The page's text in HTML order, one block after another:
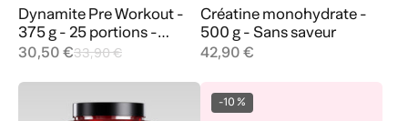
Dynamite Pre Workout -
375 g - 25 portions -
Sucette bleue
30,50 €33,90 €
Créatine monohydrate -
500 g - Sans saveur
42,90 €
-10 %